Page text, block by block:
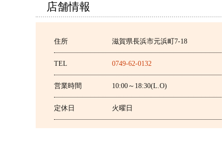
店舗情報
住所 滋賀県長浜市元浜町7-18
TEL 0749-62-0132
営業時間 10:00～18:30(L.O)
定休日 火曜日